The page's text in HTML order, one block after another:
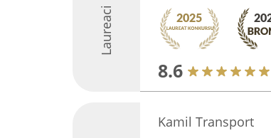
Laureaci
8.6
Kamil Transport